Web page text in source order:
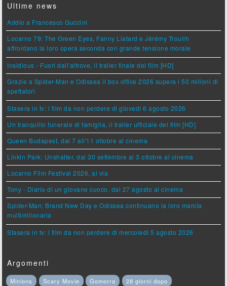
Ultime news
Addio a Francesco Guccini
Locarno 79: The Green Eyes, Fanny Liatard e Jérémy Trouilh
affrontano la loro opera seconda con grande tensione morale
Insidious - Fuori dall'altrove, il trailer finale del film [HD]
Grazie a Spider-Man e Odissea il box office 2026 supera i 50 milioni di
spettatori
Stasera in tv: i film da non perdere di giovedì 6 agosto 2026
Un tranquillo funerale di famiglia, il trailer ufficiale del film [HD]
Queen Budapest, dal 7 all'11 ottobre al cinema
Linkin Park: Unshatter, dal 30 settembre al 3 ottobre al cinema
Locarno Film Festival 2026, al via
Tony - Diario di un giovane cuoco, dal 27 agosto al cinema
Spider-Man: Brand New Day e Odissea continuano la loro marcia
multimilionaria
Stasera in tv: i film da non perdere di mercoledì 5 agosto 2026
Argomenti
Minions Scary Movie Gomorra
28 giorni dopo